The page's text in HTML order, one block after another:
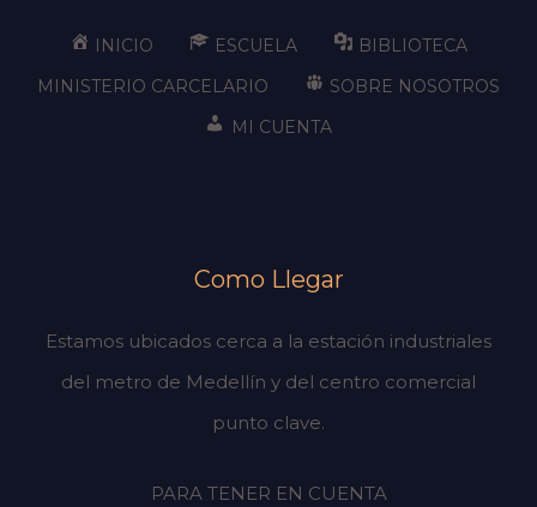
INICIO ESCUELA
BIBLIOTECA
MINISTERIO CARCELARIO
SOBRE NOSOTROS
MI CUENTA
Como Llegar
Estamos ubicados cerca a la estación industriales
del metro de Medellín y del centro comercial
punto clave.
PARA TENER EN CUENTA